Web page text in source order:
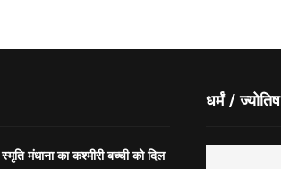
स्मृति मंधाना का कश्मीरी बच्ची को दिल
धर्मं / ज्योतिष